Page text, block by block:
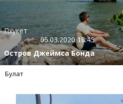
Пхукет
05.03.2020 18:45
Остров Джеймса Бонда
Булат